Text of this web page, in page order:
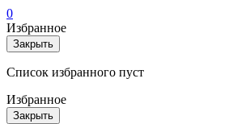
0
Избранное
Закрыть
Список избранного пуст
Избранное
Закрыть